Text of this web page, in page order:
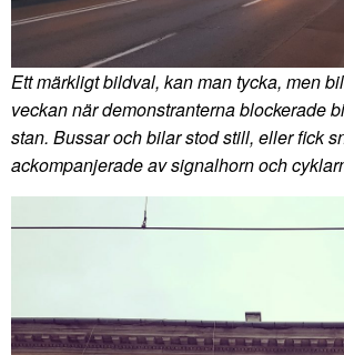
Ett märkligt bildval, kan man tycka, men
veckan när demonstranterna blockerade
stan. Bussar och bilar stod still, eller fick
ackompanjerade av signalhorn och